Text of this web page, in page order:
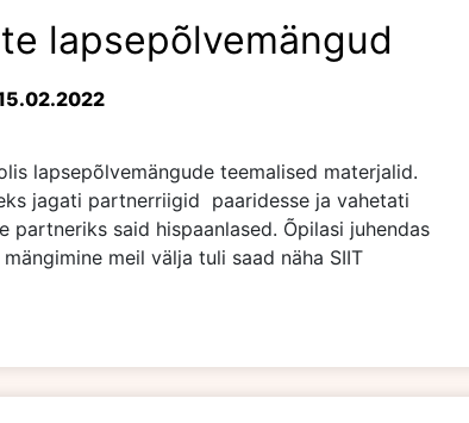
lapsepõlvemängud
lapsepõlvemängude teemalised materjalid.
jagati partnerriigid paaridesse ja vahetati
partneriks said hispaanlased. Õpilasi juhendas
meil välja tuli saad näha SIIT